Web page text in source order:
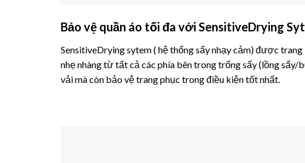
Bảo vệ quần áo tối đa với SensitiveDrying
SensitiveDrying sytem ( hệ thống sấy nhạy cảm) được
nhẹ nhàng từ tất cả các phía bên trong trống sấy (lồng
vải mà còn bảo vệ trang phục trong điều kiện tốt nhất.